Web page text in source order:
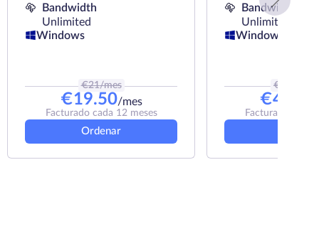
Bandwidth
Unlimited
Windows
€21/mes
€19.50/mes
Facturado cada 12 meses
Ordenar
Bandwidth
Unlimited
Windows
€
€49.44
Facturado cada